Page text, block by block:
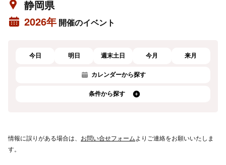
静岡県
2026年 開催のイベント
今日 明日 週末土日 今月 来月
カレンダーから探す
条件から探す
情報に誤りがある場合は、 お問い合せフォームよりご連絡をお願いいたしま
す。